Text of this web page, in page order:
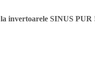
invertoarele SINUS PUR